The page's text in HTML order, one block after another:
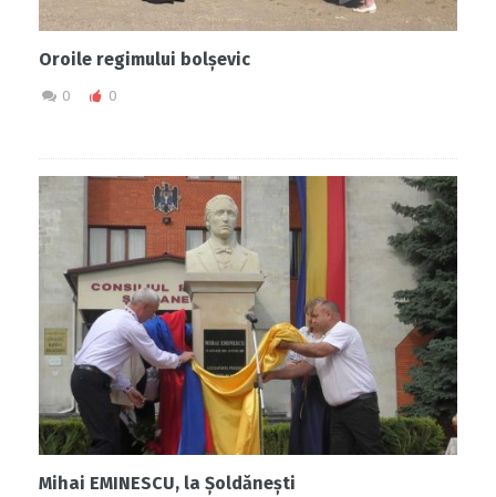
Oroile regimului bolșevic
0 0
Mihai EMINESCU, la Șoldănești